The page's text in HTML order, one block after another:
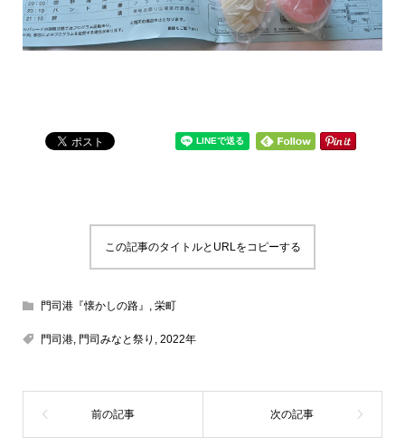
この記事のタイトルとURLをコピーする
門司港『懐かしの路』 , 栄町
門司港, 門司みなと祭り , 2022年